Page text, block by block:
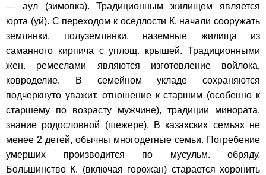
— аул (зимовка). Традиционным жилищем является
юрта (уй). С переходом к оседлости К. начали сооружать
землянки, полуземлянки, наземные жилища из
саманного кирпича с уплощ. крышей. Традиционными
жен. ремеслами являются изготовление войлока,
ковроделие. В семейном укладе сохраняются
подчеркнуто уважит. отношение к старшим (особенно к
старшему по возрасту мужчине), традиции минората,
знание родословной (шежере). В казахских семьях не
менее 2 детей, обычны многодетные семьи. Погребение
умерших производится по мусульм. обряду.
Большинство К. (включая горожан) старается хоронить